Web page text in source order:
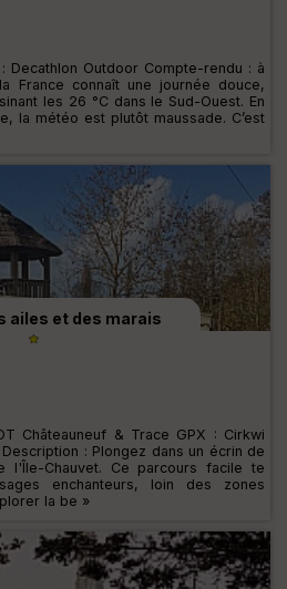
Outdoor Compte-rendu : à
France connaît une journée douce,
les 26 °C dans le Sud-Ouest. En
la météo est plutôt maussade. C’est
ailes et des marais
Châteauneuf & Trace GPX : Cirkwi
: Plongez dans un écrin de
l'Île-Chauvet. Ce parcours facile te
enchanteurs, loin des zones
la be »